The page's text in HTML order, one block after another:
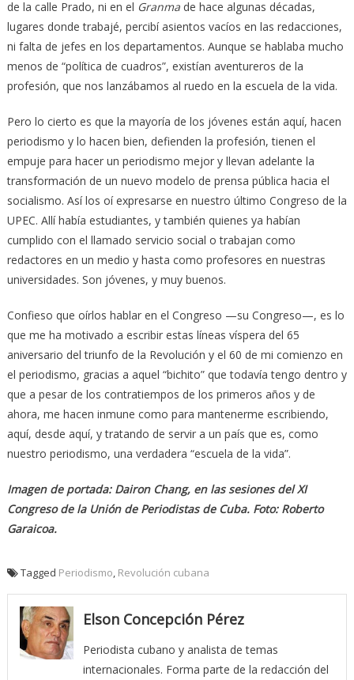
de la calle Prado, ni en el Granmade hace algunas décadas,
lugares donde trabajé, percibí asientos vacíos en las redacciones,
ni falta de jefes en los departamentos. Aunque se hablaba mucho
menos de “política de cuadros”, existían aventureros de la
profesión, que nos lanzábamos al ruedo en la escuela de la vida.
Pero lo cierto es que la mayoría de los jóvenes están aquí, hacen
periodismo y lo hacen bien, defienden la profesión, tienen el
empuje para hacer un periodismo mejor y llevan adelante la
transformación de un nuevo modelo de prensa pública hacia el
socialismo. Así los oí expresarse en nuestro último Congreso de la
UPEC. Allí había estudiantes, y también quienes ya habían
cumplido con el llamado servicio social o trabajan como
redactores en un medio y hasta como profesores en nuestras
universidades. Son jóvenes, y muy buenos.
Confieso que oírlos hablar en el Congreso —su Congreso—, es lo
que me ha motivado a escribir estas líneas víspera del 65
aniversario del triunfo de la Revolución y el 60 de mi comienzo en
el periodismo, gracias a aquel “bichito” que todavía tengo dentro y
que a pesar de los contratiempos de los primeros años y de
ahora, me hacen inmune como para mantenerme escribiendo,
aquí, desde aquí, y tratando de servir a un país que es, como
nuestro periodismo, una verdadera “escuela de la vida”.
Imagen de portada: Dairon Chang, en las sesiones del XI
Congreso de la Unión de Periodistas de Cuba. Foto: Roberto
Garaicoa.
Tagged Periodismo Revolución cubana
Elson Concepción Pérez
Periodista cubano y analista de temas
internacionales. Forma parte de la redacción del